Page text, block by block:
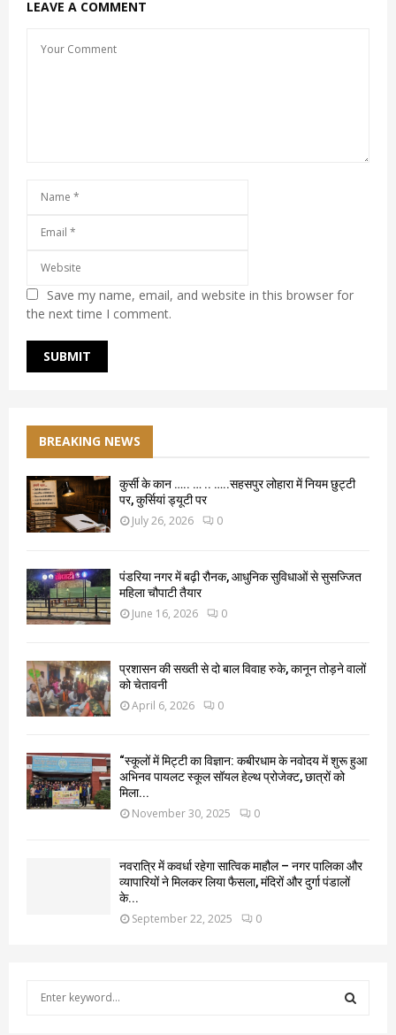
LEAVE A COMMENT
Save my name, email, and website in this browser for
the next time I comment.
BREAKING NEWS
कुर्सी के कान ….. … .. …..सहसपुर लोहारा में नियम छुट्टी
पर, कुर्सियां ड्यूटी पर
July 26, 2026 0
पंडरिया नगर में बढ़ी रौनक, आधुनिक सुविधाओं से सुसज्जित
महिला चौपाटी तैयार
June 16, 2026 0
प्रशासन की सख्ती से दो बाल विवाह रुके, कानून तोड़ने वालों
को चेतावनी
April 6, 2026 0
“स्कूलों में मिट्टी का विज्ञान: कबीरधाम के नवोदय में शुरू हुआ
अभिनव पायलट स्कूल सॉयल हेल्थ प्रोजेक्ट, छात्रों को
मिला...
November 30, 2025 0
नवरात्रि में कवर्धा रहेगा सात्विक माहौल – नगर पालिका और
व्यापारियों ने मिलकर लिया फैसला, मंदिरों और दुर्गा पंडालों
के...
September 22, 2025 0